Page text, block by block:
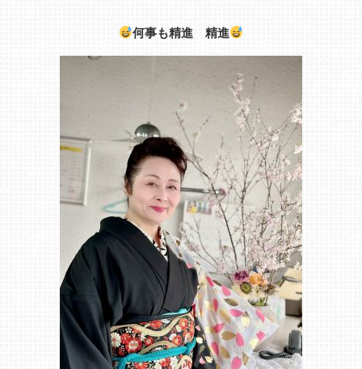
何事も精進 精進